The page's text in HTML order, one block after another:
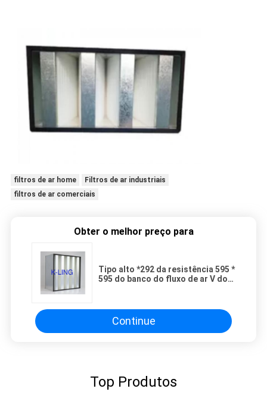
filtros de ar home
Filtros de ar industriais
filtros de ar comerciais
Obter o melhor preço para
Tipo alto *292 da resistência 595 *
595 do banco do fluxo de ar V do
Continue
Top Produtos